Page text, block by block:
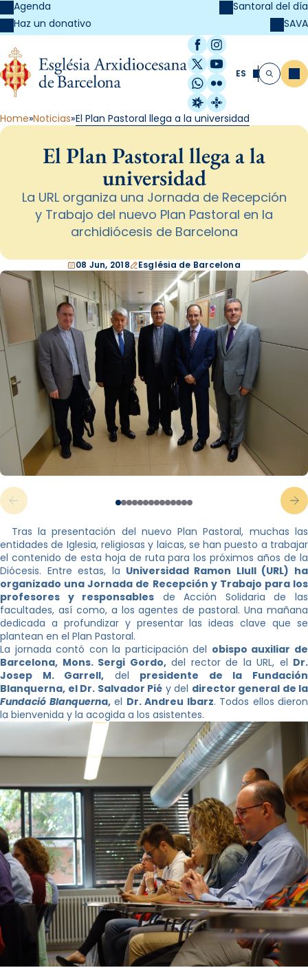
Agenda
Haz un donativo
Santoral del día
SAVA
Facebook
Instagram
X / Twitter
YouTube
WhatsApp
Flickr
Radio Estel
Catalunya
ES Buscar
Home Noticias El Plan Pastoral llega a la universidad
El Plan Pastoral llega a la
universidad
La URL organiza una Jornada de Recepción
y Trabajo del nuevo Plan Pastoral en la
archidiócesis de Barcelona
08 Jun, 2018 Església de Barcelona
Tras la presentación del nuevo Plan Pastoral, muchas las
entidades de Iglesia, religiosas y laicas, se han puesto a trabajar
el contenido de esta hoja de ruta para los próximos años de la
Diócesis. Entre estas, la Universidad Ramon Llull (URL) ha
organizado una Jornada de Recepción y Trabajo para los
profesores y responsables de Acción Solidaria de las
facultades, así como, a los agentes de pastoral. Una mañana
dedicada a profundizar y presentar las ideas clave que se
plantean en el Plan Pastoral.
La jornada contó con la participación del obispo auxiliar de
Barcelona, ​​Mons. Sergi Gordo,del rector de la URL, el Dr.
Josep M. Garrell, del presidente de la Fundación
Blanquerna, el Dr. Salvador Pié y del director general de la
Fundació Blanquerna,el Dr. Andreu Ibarz. Todos ellos dieron
la bienvenida y la acogida a los asistentes.